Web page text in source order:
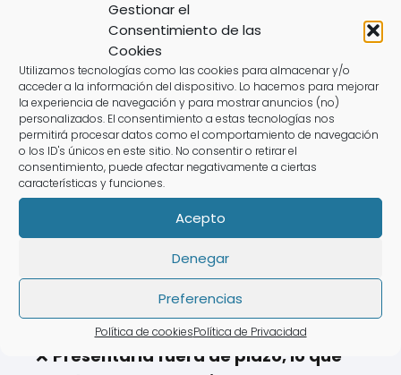
Gestionar el
Consentimiento de las
Cookies
Utilizamos tecnologías como las cookies para almacenar y/o
acceder a la información del dispositivo. Lo hacemos para mejorar
la experiencia de navegación y para mostrar anuncios (no)
personalizados. El consentimiento a estas tecnologías nos
permitirá procesar datos como el comportamiento de navegación
o los ID's únicos en este sitio. No consentir o retirar el
consentimiento, puede afectar negativamente a ciertas
características y funciones.
Acepto
Denegar
Preferencias
Política de cookiesPolítica de Privacidad
🧐 Problemas Frecuentes
en la Declaración de la
Renta
Para evitar problemas con laAgencia
Tributaria, ten en cuenta estos errores:
❌No revisar el "borrador declaración
No incluir ingresos de actividades
económicas.
Olvidar deducciones en el impuesto
sobre la renta.
❌ Presentarla fuera de plazo, lo que